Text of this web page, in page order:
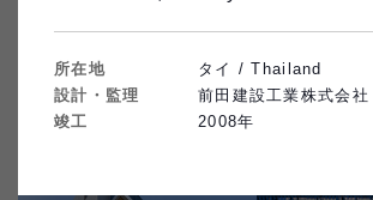
受賞歴 すべてクリア
171件 絞り込み条件：なし
所在地
タイ / Thailand
設計・監理
前田建設工業株式会社
竣工
2008年